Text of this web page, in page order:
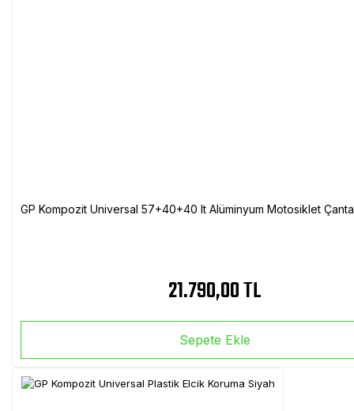
GP Kompozit Universal 57+40+40 lt Alüminyum Motosiklet
21.790,00 TL
Sepete Ekle